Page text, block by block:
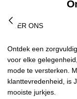
OVER ONS
Ontdek een
voor elke
mode te versterken.
klanttevredenheid, is
mooiste jurkjes.